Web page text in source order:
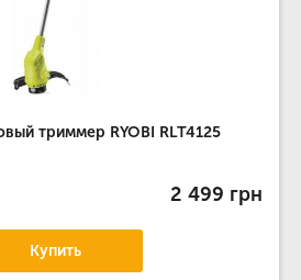
триммер RYOBI RLT4125
2 499 грн
Купить